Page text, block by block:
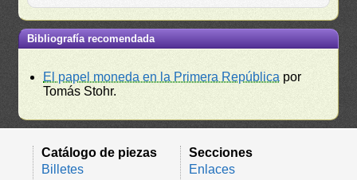
Bibliografía recomendada
El papel moneda en la Primera República por
Tomás Stohr.
Catálogo de piezas
Billetes
Secciones
Enlaces